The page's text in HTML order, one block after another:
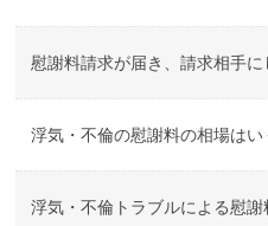
慰謝料請求が届き、請求相手に
浮気・不倫の慰謝料の相場はい
浮気・不倫トラブルによる慰謝